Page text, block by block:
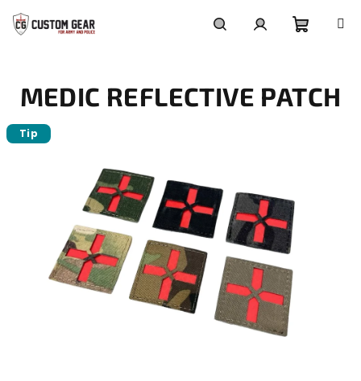
na
obsah
košík
MEDIC REFLECTIVE PATCH
Tip